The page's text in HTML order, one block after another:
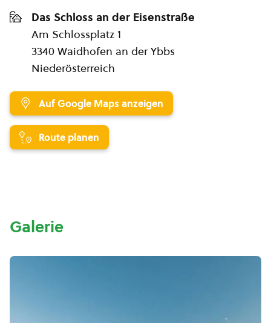
Das Schloss an der Eisenstraße
Am Schlossplatz 1
3340 Waidhofen an der Ybbs
Niederösterreich
Auf Google Maps anzeigen
Route planen
Galerie